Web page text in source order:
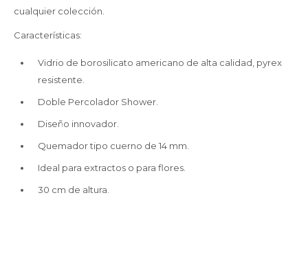
cualquier colección.
Características:
Vidrio de borosilicato americano de alta calidad, pyrex
resistente.
Doble Percolador Shower.
Diseño innovador.
Quemador tipo cuerno de 14 mm.
Ideal para extractos o para flores.
30 cm de altura.